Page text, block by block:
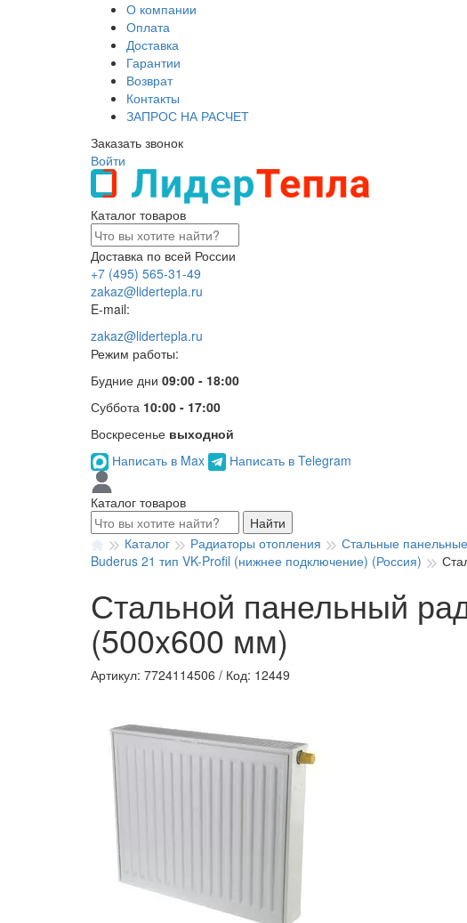
О компании
Оплата
Доставка
Гарантии
Возврат
Контакты
ЗАПРОС НА РАСЧЕТ
Заказать звонок
Войти
Каталог товаров
Доставка по всей России
+7 (495) 565-31-49
zakaz@lidertepla.ru
E-mail:
zakaz@lidertepla.ru
Режим работы:
Будние дни 09:00 - 18:00
Суббота 10:00 - 17:00
Воскресенье выходной
Написать в Max
Написать в Telegram
Каталог товаров
Найти
Каталог
Радиаторы отопления Стальные
Buderus 21 тип VK-Profil (нижнее подключение) (Россия)
Стальной панельный
(500x600 мм)
Артикул: 7724114506 / Код: 12449